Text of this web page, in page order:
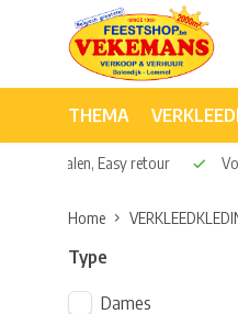
THEMA
Veilig betalen, Easy
Home
Type
Dames